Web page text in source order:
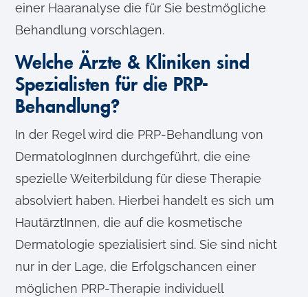
einer Haaranalyse die für Sie bestmögliche
Behandlung vorschlagen.
Welche Ärzte & Kliniken sind
Spezialisten für die PRP-
Behandlung?
In der Regel wird die PRP-Behandlung von
DermatologInnen durchgeführt, die eine
spezielle Weiterbildung für diese Therapie
absolviert haben. Hierbei handelt es sich um
HautärztInnen, die auf die kosmetische
Dermatologie spezialisiert sind. Sie sind nicht
nur in der Lage, die Erfolgschancen einer
möglichen PRP-Therapie individuell